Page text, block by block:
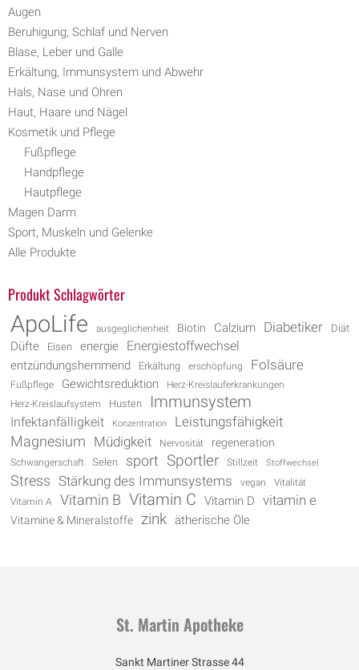
Augen
Beruhigung, Schlaf und Nerven
Blase, Leber und Galle
Erkältung, Immunsystem und Abwehr
Hals, Nase und Ohren
Haut, Haare und Nägel
Kosmetik und Pflege
Fußpflege
Handpflege
Hautpflege
Magen Darm
Sport, Muskeln und Gelenke
Alle Produkte
Produkt Schlagwörter
ApoLife ausgeglichenheit Biotin Calzium Diabetiker Diät
Düfte Eisen energie Energiestoffwechsel
entzündungshemmend Erkältung erschöpfung Folsäure
Fußpflege Gewichtsreduktion
Herz-Kreislauferkrankungen
Herz-Kreislaufsystem
Husten Immunsystem
Infektanfälligkeit Konzentration Leistungsfähigkeit
Magnesium Müdigkeit Nervosität regeneration
Schwangerschaft Selen sport Sportler Stillzeit Stoffwechsel
Stress Stärkung des Immunsystems vegan
Vitalität
Vitamin A
Vitamin B Vitamin C Vitamin D vitamin e
Vitamine & Mineralstoffe zink ätherische Öle
St. Martin Apotheke
Sankt Martiner Strasse 44